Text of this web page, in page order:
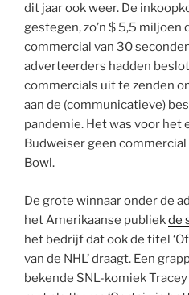
dit jaar ook weer. De
gestegen, zo’n $ 5,5 miljoen
commercial van 30
adverteerders hadden
commercials uit te zenden
aan de (communicatieve)
pandemie. Het was voor het
Budweiser geen
Bowl.
De grote winnaar onder de
het Amerikaanse publiekde
het bedrijf dat ook de titel
van de NHL’ draagt. Een
bekende SNL-komiek